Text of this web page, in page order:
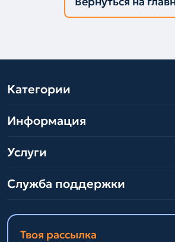
Категории
Информация
Услуги
Служба поддержки
Твоя рассылка